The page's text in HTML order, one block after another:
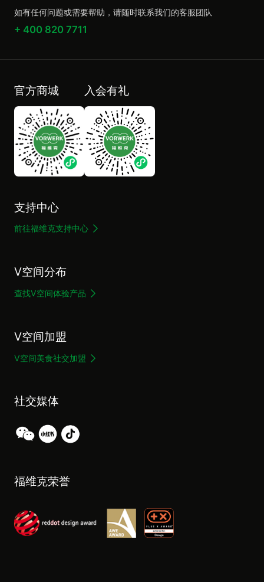
如有任何问题或需要帮助，请随时联系我们的客服团队
+ 400 820 7711
官方商城 入会有礼
支持中心
前往福维克支持中心
V空间分布
查找V空间体验产品
V空间加盟
V空间美食社交加盟
社交媒体
福维克荣誉